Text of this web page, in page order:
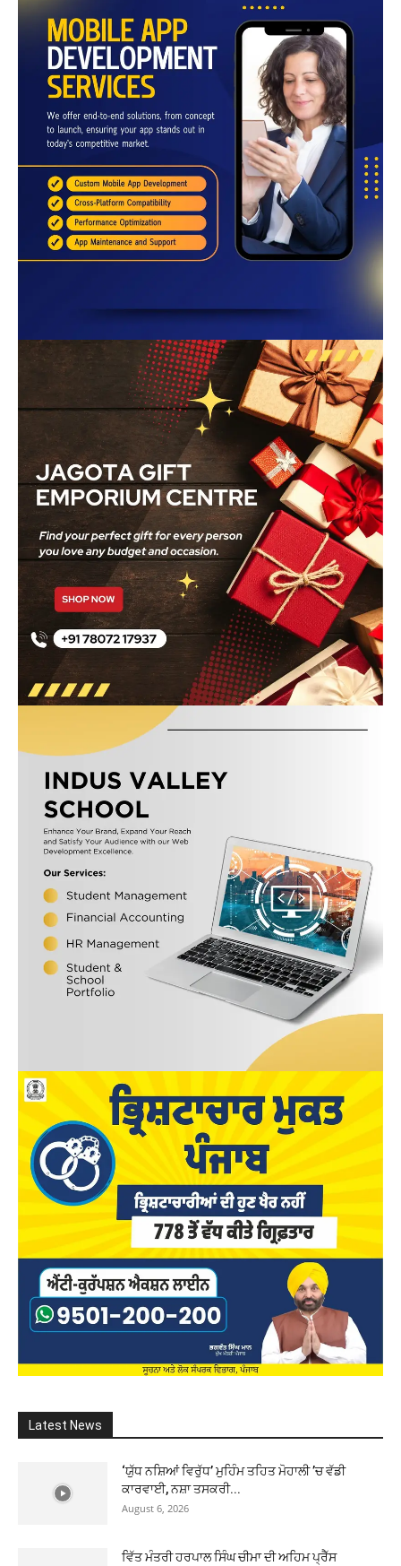
Latest News
‘ਯੁੱਧ ਨਸ਼ਿਆਂ ਵਿਰੁੱਧ’ ਮੁਹਿੰਮ ਤਹਿਤ ਮੋਹਾਲੀ ’ਚ ਵੱਡੀ
ਕਾਰਵਾਈ, ਨਸ਼ਾ ਤਸਕਰੀ...
August 6, 2026
ਵਿੱਤ ਮੰਤਰੀ ਹਰਪਾਲ ਸਿੰਘ ਚੀਮਾ ਦੀ ਅਹਿਮ ਪ੍ਰੈੱਸ